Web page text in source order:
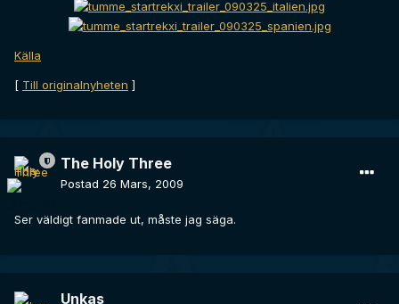
Källa
[ Till originalnyheten ]
The Holy Three
Postad 26 Mars, 2009
Ser väldigt fanmade ut, måste jag säga.
Unkas